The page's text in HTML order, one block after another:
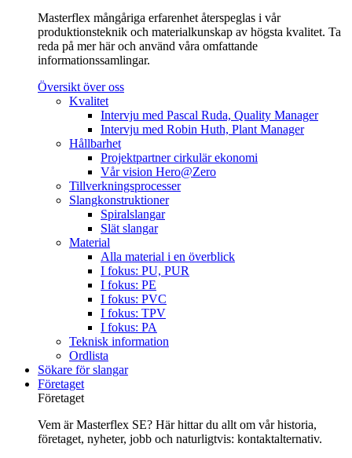
Masterflex mångåriga erfarenhet återspeglas i vår
produktionsteknik och materialkunskap av högsta kvalitet. Ta
reda på mer här och använd våra omfattande
informationssamlingar.
Översikt över oss
Kvalitet
Intervju med Pascal Ruda, Quality Manager
Intervju med Robin Huth, Plant Manager
Hållbarhet
Projektpartner cirkulär ekonomi
Vår vision Hero@Zero
Tillverkningsprocesser
Slangkonstruktioner
Spiralslangar
Slät slangar
Material
Alla material i en överblick
I fokus: PU, PUR
I fokus: PE
I fokus: PVC
I fokus: TPV
I fokus: PA
Teknisk information
Ordlista
Sökare för slangar
Företaget
Företaget
Vem är Masterflex SE? Här hittar du allt om vår historia,
företaget, nyheter, jobb och naturligtvis: kontaktalternativ.